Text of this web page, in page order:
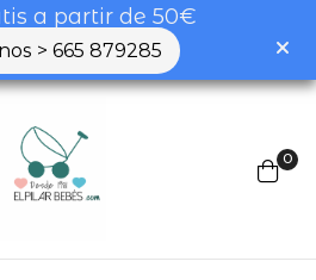
a partir de 50€
> 665 879285
0